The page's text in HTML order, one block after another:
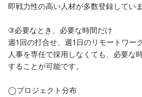
即戦力性の高い人材が多数登録していま
③必要なとき、必要な時間だけ
週1回の打合せ、週1日のリモートワー
人事を専任で採用しなくても、必要な
することが可能です。
◯プロジェクト分布